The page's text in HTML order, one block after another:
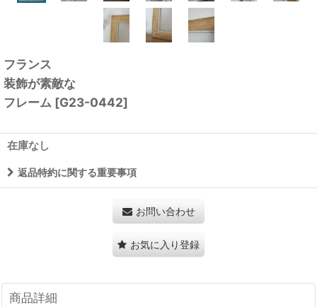
フランス
装飾が素敵な
フレーム [G23-0442]
在庫なし
返品特約に関する重要事項
お問い合わせ
お気に入り登録
商品詳細